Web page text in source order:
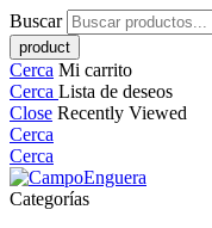
Buscar
Cerca Mi carrito
Cerca Lista de deseos
Close Recently Viewed
Cerca
Cerca
Categorías